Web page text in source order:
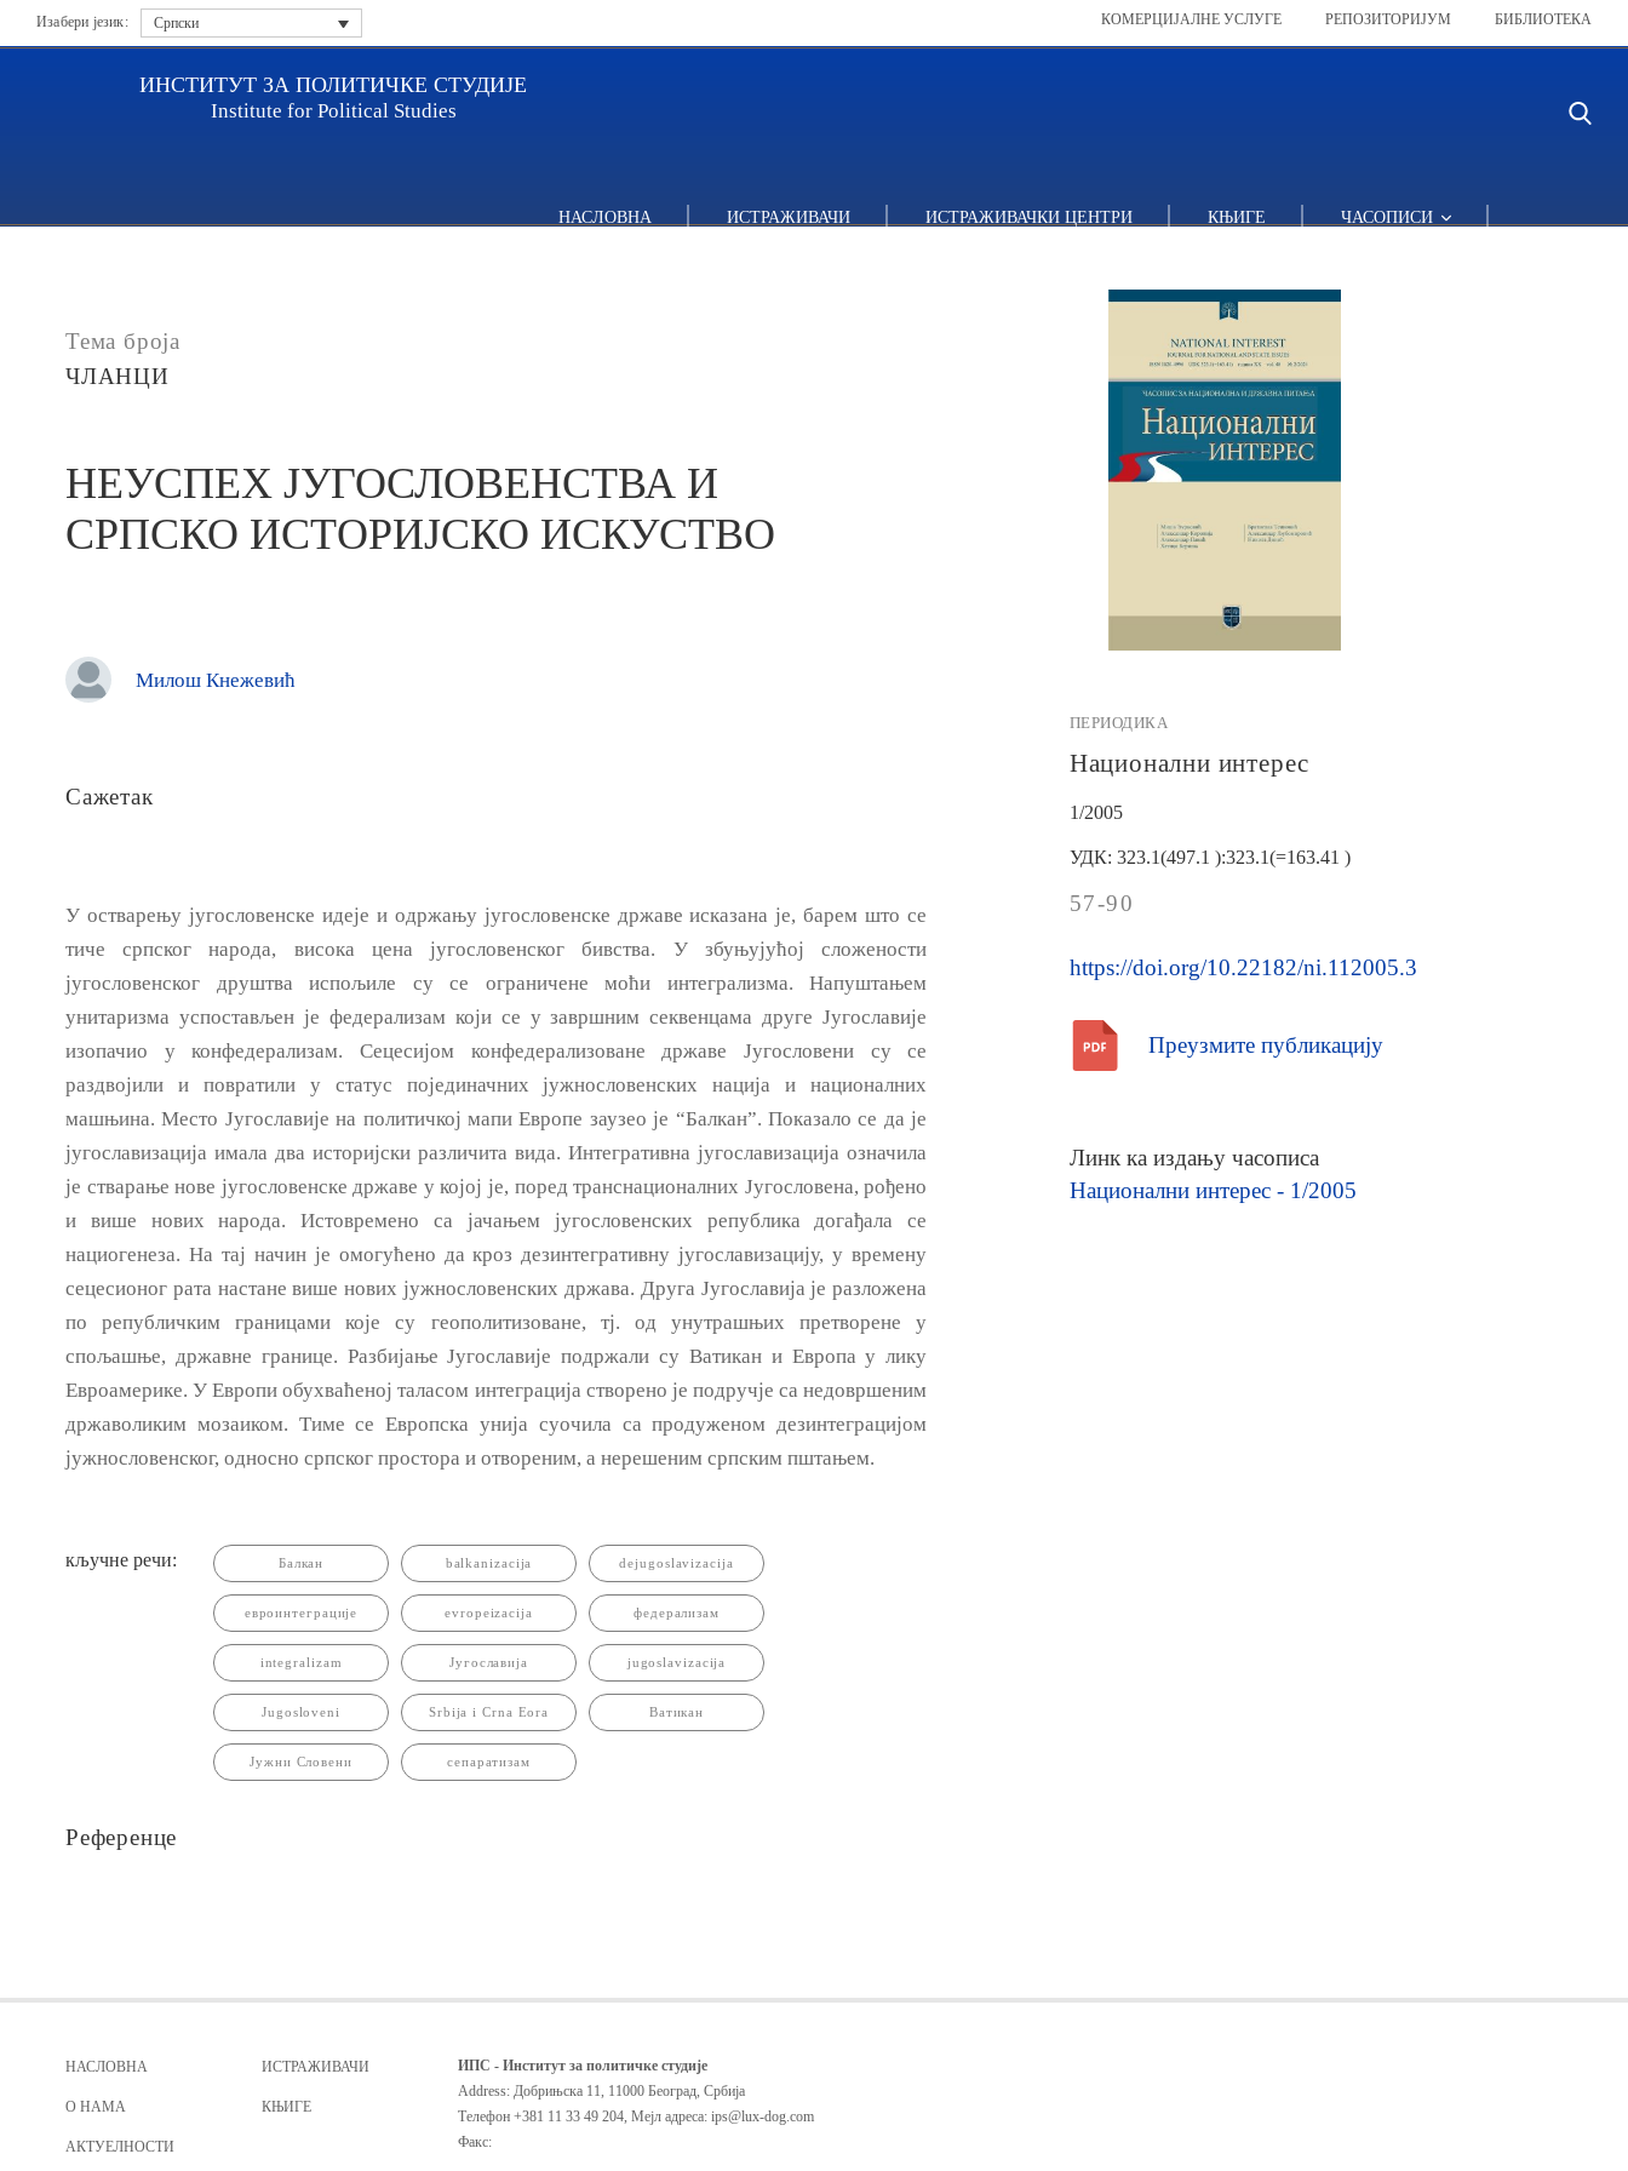
Изабери језик: Српски КОМЕРЦИЈАЛНЕ УСЛУГЕ РЕПОЗИТОРИЈУМ БИБЛИОТЕКА
ИНСТИТУТ ЗА ПОЛИТИЧКЕ СТУДИЈЕ
Institute for Political Studies
НАСЛОВНА ИСТРАЖИВАЧИ ИСТРАЖИВАЧКИ ЦЕНТРИ КЊИГЕ ЧАСОПИСИ
Тема броја
ЧЛАНЦИ
НЕУСПЕХ ЈУГОСЛОВЕНСТВА И
СРПСКО ИСТОРИЈСКО ИСКУСТВО
Милош Кнежевић
Сажетак
У остварењу југословенске идеје и одржању југословенске државе исказана je, барем што се
тиче српског народа, висока цена југословенског бивства. У збуњујућој сложености
југословенског друштва испољиле су ce ограничене моћи интегрализма. Напуштањем
унитаризма успостављен je федерализам који се у завршним секвенцама друге Југославије
изопачио у конфедерализам. Сецесијом конфедерализоване државе Југословени су ce
раздвојили и повратили у статус појединачних јужнословенских нација и националних
машњина. Место Југославије на политичкој мапи Европе заузео je “Балкан”. Показало се да je
југославизација имала два историјски различита вида. Интегративна југославизација означила
je стварање нове југословенске државе у којој je, поред транснационалних Југословена, рођено
и више нових народа. Истовремено са јачањем југословенских република догађала ce
нациогенеза. Ha тај начин je омогућено да кроз дезинтегративну југославизацију, у времену
сецесионог рата настане више нових јужнословенских држава. Друга Југославија je разложена
по републичким границами које су геополитизоване, тј. oд унутрашњих претворене у
спољашње, државне границе. Разбијање Југославије подржали су Ватикан и Европа у лику
Евроамерике. У Европи обухваћеној таласом интеграција створено je подручје са недовршеним
државоликим мозаиком. Tимe се Европска унија суочила са продуженом дезинтеграцијом
јужнословенског, односно српског простора и отвореним, a нерешеним српским пштањем.
кључне речи: Балкан balkanizacija dejugoslavizacija
евроинтеграције evropeizacija федерализам
integralizam Југославија jugoslavizacija
Jugosloveni Srbija i Crna Eora Ватикан
Јужни Словени сепаратизам
Референце
ПЕРИОДИКА
Национални интерес
1/2005
УДК: 323.1(497.1 ):323.1(=163.41 )
57-90
https://doi.org/10.22182/ni.112005.3
Преузмите публикацију
Линк ка издању часописа
Национални интерес - 1/2005
НАСЛОВНА
О НАМА
АКТУЕЛНОСТИ
ИСТРАЖИВАЧИ
КЊИГЕ
ИПС - Институт за политичке студије
Address: Добрињска 11, 11000 Београд, Србија
Телефон +381 11 33 49 204, Мејл адреса: ips@lux-dog.com
Факс: